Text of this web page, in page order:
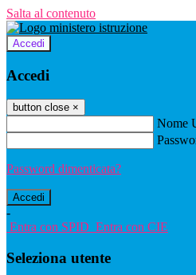
Salta al contenuto
Accedi
Accedi
button close ×
Nome
Password dimenticata?
-
Entra con SPID Entra con CIE
Seleziona utente